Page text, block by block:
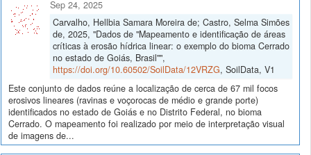
Sep 24, 2025
Carvalho, Hellbia Samara Moreira de; Castro, Selma Simões
de, 2025, "Dados de "Mapeamento e identificação de áreas
críticas à erosão hídrica linear: o exemplo do bioma Cerrado
no estado de Goiás, Brasil"",
https://doi.org/10.60502/SoilData/12VRZG, SoilData, V1
Este conjunto de dados reúne a localização de cerca de 67 mil focos
erosivos lineares (ravinas e voçorocas de médio e grande porte)
identificados no estado de Goiás e no Distrito Federal, no bioma
Cerrado. O mapeamento foi realizado por meio de interpretação visual
de imagens de...